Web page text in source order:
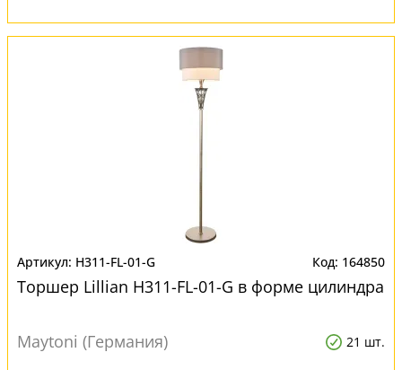
H311-FL-01-G 164850
Торшер Lillian H311-FL-01-G в форме цилиндра
Maytoni (Германия) 21 шт.